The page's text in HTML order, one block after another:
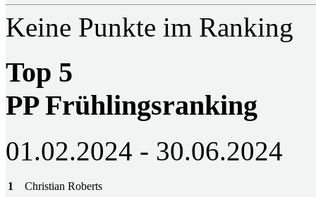
Keine Punkte im Ranking
Top 5
PP Frühlingsranking
01.02.2024 - 30.06.2024
1
Christian Roberts